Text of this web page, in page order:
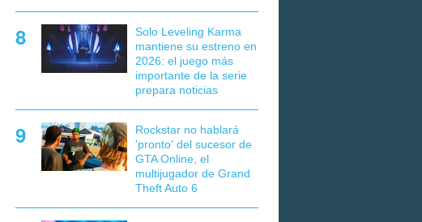
Solo Leveling Karma
mantiene su estreno en
2026: el juego más
importante de la serie
prepara noticias
Rockstar no hablará
'pronto' del sucesor de
GTA Online, el
multijugador de Grand
Theft Auto 6